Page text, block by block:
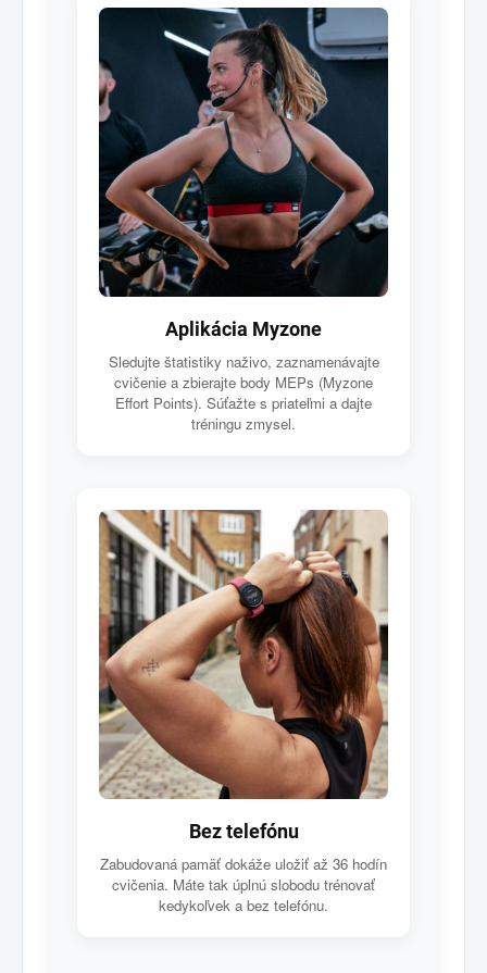
Aplikácia Myzone
Sledujte štatistiky naživo, zaznamenávajte
cvičenie a zbierajte body MEPs (Myzone
Effort Points). Súťažte s priateľmi a dajte
tréningu zmysel.
Bez telefónu
Zabudovaná pamäť dokáže uložiť až 36 hodín
cvičenia. Máte tak úplnú slobodu trénovať
kedykoľvek a bez telefónu.